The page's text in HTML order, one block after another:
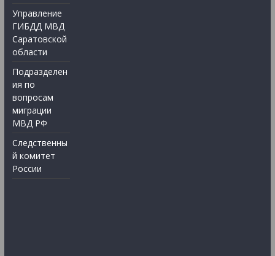
Управление
ГИБДД МВД
Саратовской
области
Подразделен
ия по
вопросам
миграции
МВД РФ
Следственны
й комитет
России